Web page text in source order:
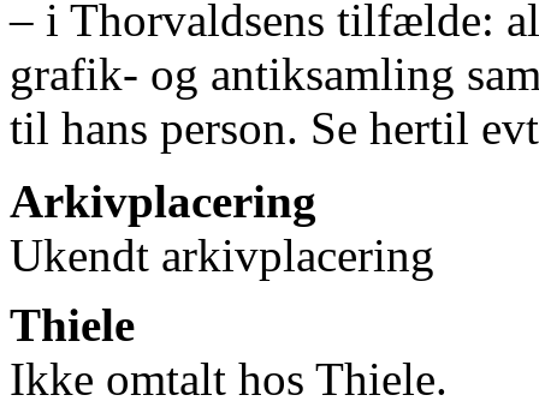
– i Thorvaldsens tilfælde:
grafik- og antiksamling
til hans person. Se hertil
Arkivplacering
Ukendt arkivplacering
Thiele
Ikke omtalt hos Thiele.